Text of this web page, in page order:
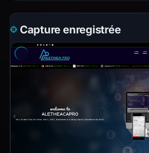
Capture enregistrée